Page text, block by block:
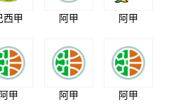
西甲 阿甲 阿甲
阿甲 阿甲 阿甲